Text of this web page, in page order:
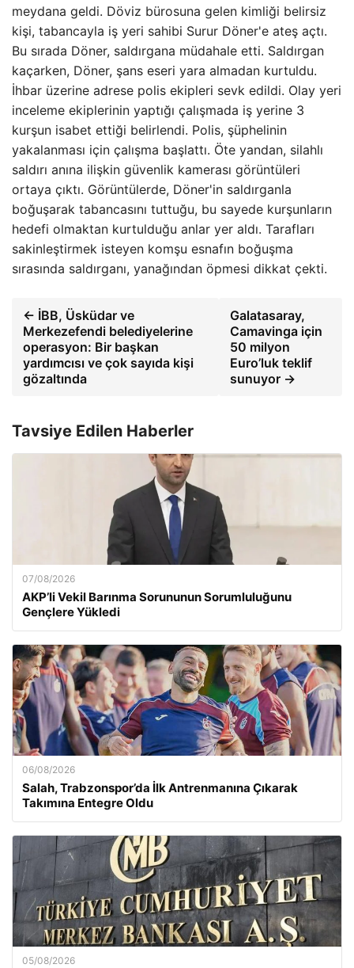
meydana geldi. Döviz bürosuna gelen kimliği belirsiz
kişi, tabancayla iş yeri sahibi Surur Döner'e ateş açtı.
Bu sırada Döner, saldırgana müdahale etti. Saldırgan
kaçarken, Döner, şans eseri yara almadan kurtuldu.
İhbar üzerine adrese polis ekipleri sevk edildi. Olay yeri
inceleme ekiplerinin yaptığı çalışmada iş yerine 3
kurşun isabet ettiği belirlendi. Polis, şüphelinin
yakalanması için çalışma başlattı. Öte yandan, silahlı
saldırı anına ilişkin güvenlik kamerası görüntüleri
ortaya çıktı. Görüntülerde, Döner'in saldırganla
boğuşarak tabancasını tuttuğu, bu sayede kurşunların
hedefi olmaktan kurtulduğu anlar yer aldı. Tarafları
sakinleştirmek isteyen komşu esnafın boğuşma
sırasında saldırganı, yanağından öpmesi dikkat çekti.
← İBB, Üsküdar ve
Merkezefendi belediyelerine
operasyon: Bir başkan
yardımcısı ve çok sayıda kişi
gözaltında
Galatasaray,
Camavinga için
50 milyon
Euro’luk teklif
sunuyor →
Tavsiye Edilen Haberler
07/08/2026
AKP’li Vekil Barınma Sorununun Sorumluluğunu
Gençlere Yükledi
06/08/2026
Salah, Trabzonspor’da İlk Antrenmanına Çıkarak
Takımına Entegre Oldu
05/08/2026